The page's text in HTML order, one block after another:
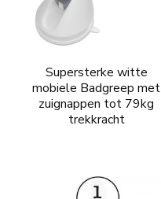
Supersterke witte
mobiele Badgreep met
zuignappen tot 79kg
trekkracht